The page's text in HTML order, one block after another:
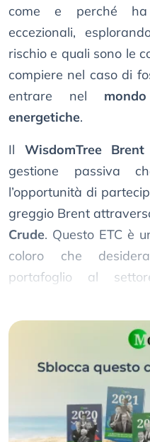
come e perché
eccezionali,
rischio e quali sono le
compiere nel caso di
entrare nel
energetiche.
Il WisdomTree
gestione passiva
l’opportunità di
greggio Brent
Crude. Questo ETC è
coloro che
portafoglio al